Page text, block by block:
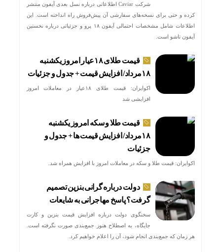
شرکت Caviar اطلاعاتی درباره نسل بعدی آیفون منتشر
کرده و حتی برای نسخه‌های سفارشی آن پیش‌فروش راه انداخته است. این
اطلاعات شامل مشخصات احتمالی آیفون ۱۸ پرو و جزئیاتی درباره نخستین
آیفون تاشو است.
قیمت طلای ۱۸عیار امروز یکشنبه
۱۸مرداد/ افزایش قیمت + جدول و جزئیات
اکوایران: قیمت طلای ۱۸عیار در معاملات امروز
افزایشی شد
قیمت طلا و سکه امروز یکشنبه
۱۸مرداد/ افزایش قیمت ها + جدول و
جزئیات
اکوایران: قیمت طلا و سکه در معاملات امروز با افزایش همراه شد.
دولت درباره گرانی بنزین تصمیم
گرفت؟ پاسخ مهاجرانی به شایعات
سخنگوی دولت درباره افزایش قیمت بنزین و کارت
جایگاه، به اصطلاح هنوز جمع‌بندی صورت نگرفته است.
هر زمان که جمع‌بندی انجام شود، آن را اعلام خواهیم کرد.